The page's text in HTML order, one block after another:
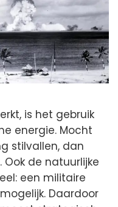
is het gebruik
energie. Mocht
stilvallen, dan
de natuurlijke
een militaire
Daardoor